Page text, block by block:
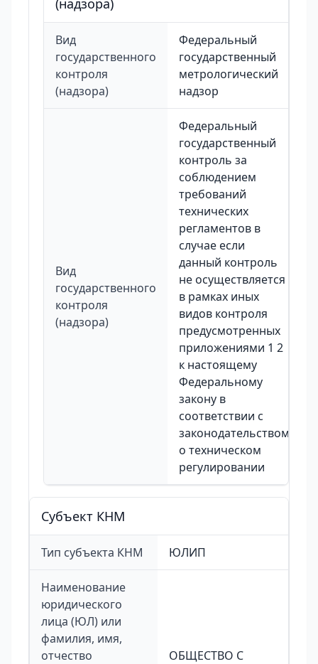
(надзора)
Вид
государственного
контроля
(надзора)
Федеральный
государственный
метрологический
надзор
Вид
государственного
контроля
(надзора)
Федеральный
государственный
контроль за
соблюдением
требований
технических
регламентов в
случае если
данный контроль
не осуществляется
в рамках иных
видов контроля
предусмотренных
приложениями 1 2
к настоящему
Федеральному
закону в
соответствии с
законодательством
о техническом
регулировании
Cубъект КНМ
Тип субъекта КНМ ЮЛИП
Наименование
юридического
лица (ЮЛ) или
фамилия, имя,
отчество
ОБЩЕСТВО С